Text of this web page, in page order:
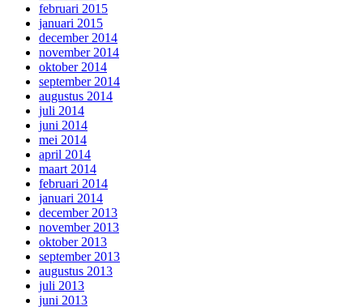
februari 2015
januari 2015
december 2014
november 2014
oktober 2014
september 2014
augustus 2014
juli 2014
juni 2014
mei 2014
april 2014
maart 2014
februari 2014
januari 2014
december 2013
november 2013
oktober 2013
september 2013
augustus 2013
juli 2013
juni 2013